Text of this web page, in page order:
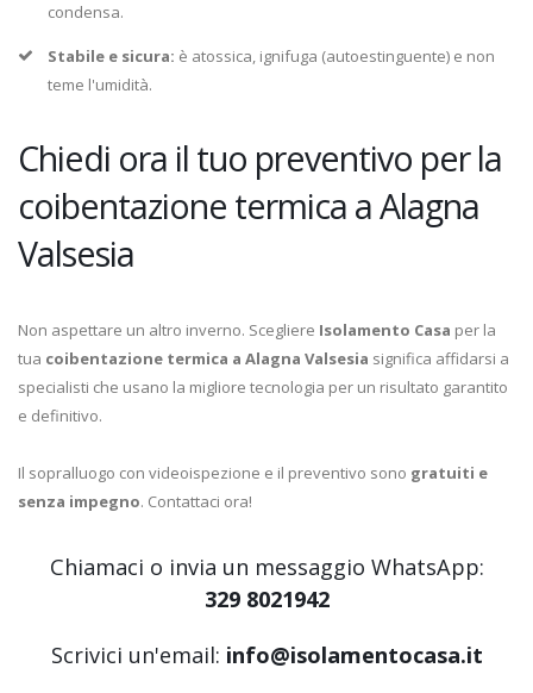
condensa.
Stabile e sicura: è atossica, ignifuga (autoestinguente) e non
teme l'umidità.
Chiedi ora il tuo preventivo per la
coibentazione termica a Alagna
Valsesia
Non aspettare un altro inverno. Scegliere Isolamento Casa per la
tua coibentazione termica a Alagna Valsesia significa affidarsi a
specialisti che usano la migliore tecnologia per un risultato garantito
e definitivo.
Il sopralluogo con videoispezione e il preventivo sono gratuiti e
senza impegno. Contattaci ora!
Chiamaci o invia un messaggio WhatsApp:
329 8021942
Scrivici un'email: info@isolamentocasa.it